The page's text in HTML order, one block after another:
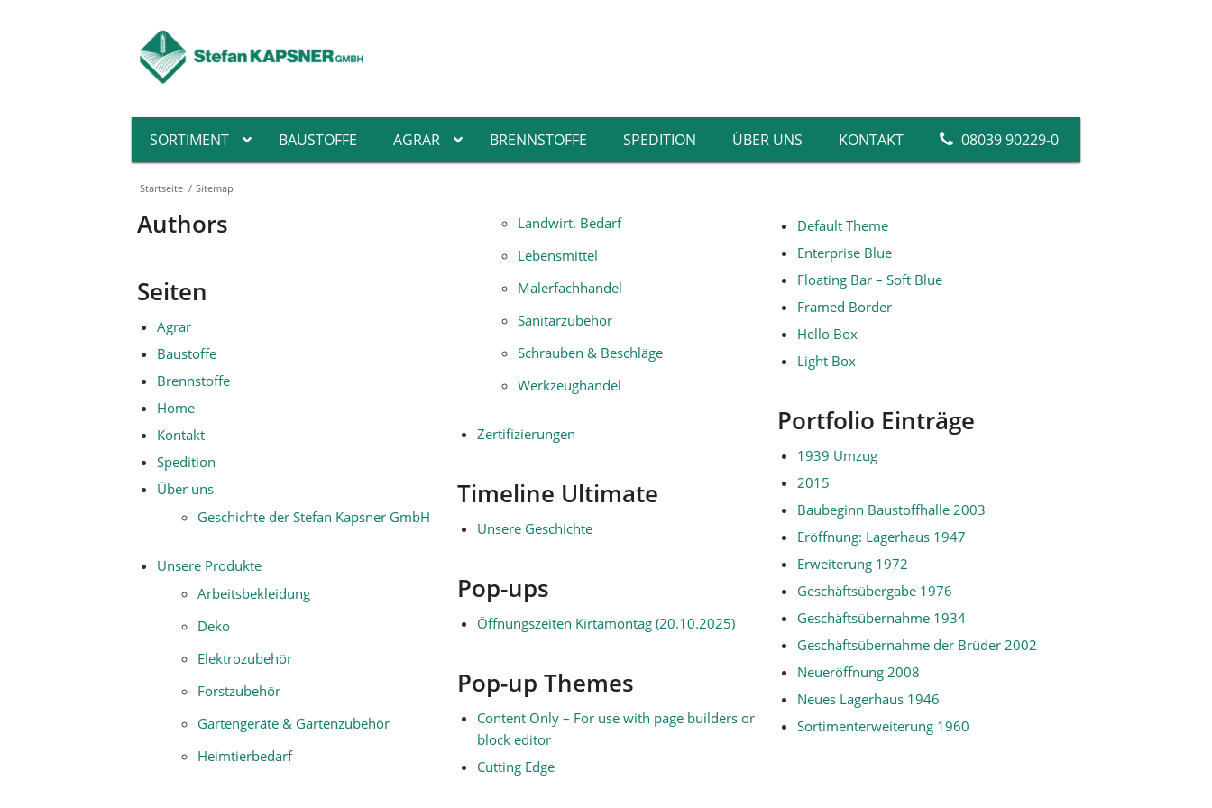
SORTIMENT
Silikatfarben
Dispersionsfarben
Fassadenfarben
BAUSTOFFE AGRAR BRENNSTOFFE SPEDITION ÜBER UNS KONTAKT 08039 90229-0
Startseite / Sitemap
Authors
Seiten
Agrar
Baustoffe
Brennstoffe
Home
Kontakt
Spedition
Über uns
Geschichte der Stefan Kapsner GmbH
Unsere Produkte
Arbeitsbekleidung
Deko
Elektrozubehör
Forstzubehör
Gartengeräte & Gartenzubehör
Heimtierbedarf
Landwirt. Bedarf
Lebensmittel
Malerfachhandel
Sanitärzubehör
Schrauben & Beschläge
Werkzeughandel
Zertifizierungen
Timeline Ultimate
Unsere Geschichte
Pop-ups
Öffnungszeiten Kirtamontag (20.10.2025)
Pop-up Themes
Content Only – For use with page builders or
block editor
Cutting Edge
Default Theme
Enterprise Blue
Floating Bar – Soft Blue
Framed Border
Hello Box
Light Box
Portfolio Einträge
1939 Umzug
2015
Baubeginn Baustoffhalle 2003
Eröffnung: Lagerhaus 1947
Erweiterung 1972
Geschäftsübergabe 1976
Geschäftsübernahme 1934
Geschäftsübernahme der Brüder 2002
Neueröffnung 2008
Neues Lagerhaus 1946
Sortimenterweiterung 1960